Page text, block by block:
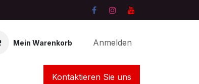
Mein Warenkorb Anmelden
Kontaktieren Sie uns